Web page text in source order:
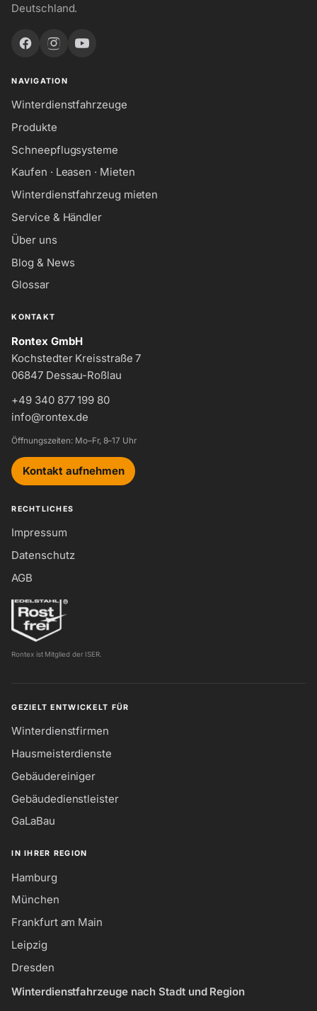
Deutschland.
NAVIGATION
Winterdienstfahrzeuge
Produkte
Schneepflugsysteme
Kaufen · Leasen · Mieten
Winterdienstfahrzeug mieten
Service & Händler
Über uns
Blog & News
Glossar
KONTAKT
Rontex GmbH
Kochstedter Kreisstraße 7
06847 Dessau-Roßlau
+49 340 877 199 80
info@rontex.de
Öffnungszeiten: Mo–Fr, 8–17 Uhr
Kontakt aufnehmen
RECHTLICHES
Impressum
Datenschutz
AGB
Rontex ist Mitglied der ISER.
GEZIELT ENTWICKELT FÜR
Winterdienstfirmen
Hausmeisterdienste
Gebäudereiniger
Gebäudedienstleister
GaLaBau
IN IHRER REGION
Hamburg
München
Frankfurt am Main
Leipzig
Dresden
Winterdienstfahrzeuge nach Stadt und Region